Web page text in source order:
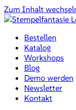
Zum Inhalt
Bestellen
Katalog
Workshops
Blog
Demo werden
Newsletter
Kontakt